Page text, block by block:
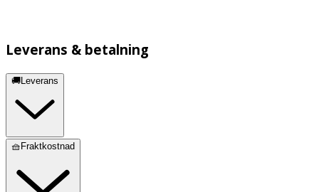
Leverans & betalning
🚚Leverans
🧺Fraktkostnad